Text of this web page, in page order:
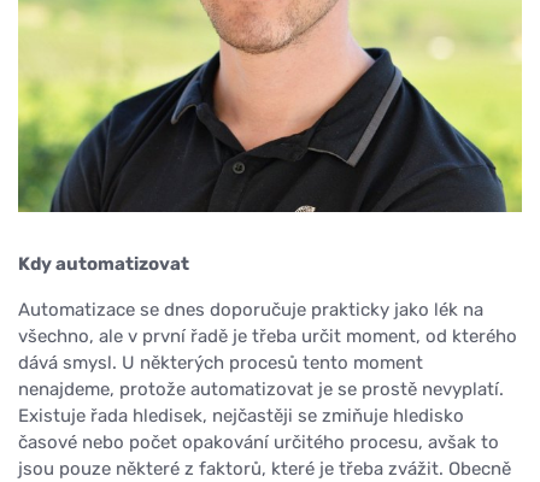
Kdy automatizovat
Automatizace se dnes doporučuje prakticky jako lék na
všechno, ale v první řadě je třeba určit moment, od kterého
dává smysl. U některých procesů tento moment
nenajdeme, protože automatizovat je se prostě nevyplatí.
Existuje řada hledisek, nejčastěji se zmiňuje hledisko
časové nebo počet opakování určitého procesu, avšak to
jsou pouze některé z faktorů, které je třeba zvážit. Obecně